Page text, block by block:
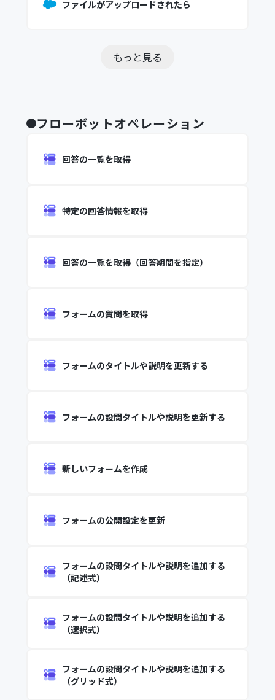
ファイルがアップロードされたら
もっと見る
フローボットオペレーション
回答の一覧を取得
特定の回答情報を取得
回答の一覧を取得（回答期間を指定）
フォームの質問を取得
フォームのタイトルや説明を更新する
フォームの設問タイトルや説明を更新する
新しいフォームを作成
フォームの公開設定を更新
フォームの設問タイトルや説明を追加する
（記述式）
フォームの設問タイトルや説明を追加する
（選択式）
フォームの設問タイトルや説明を追加する
（グリッド式）